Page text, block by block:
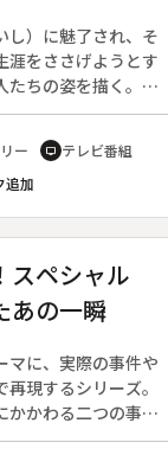
し）に魅了され、そ
涯をささげようとす
たちの姿を描く。◆
行われる“むれ源平石
夏の宵、さまざまな
想的なあかりがゆ
特産庵治石で作ら
して奮闘する、石材
子を中心に、今年で
か月の“石あかりロー
々を追う。
ー tv テレビ番組
追加
スペシャル
あの一瞬
マに、実際の事件や
現するシリーズ。
かかわる二つの事件
７年１１月、８歳
に轢かれて即死し